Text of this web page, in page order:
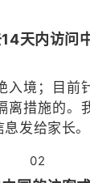
天内访问
入境；目前
离措施的。
发给家长。
02